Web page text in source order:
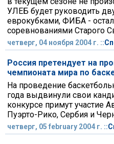
УЛЕБ будет руководить
еврокубками, ФИБА -
соревнованиями Старого
четверг, 04 ноября 2004 г. ::
Россия претендует на
чемпионата мира по
На проведение
года выдвинули свои
конкурсе примут участие
Пуэрто-Рико, Сербия и
четверг, 05 february 2004 г. ::